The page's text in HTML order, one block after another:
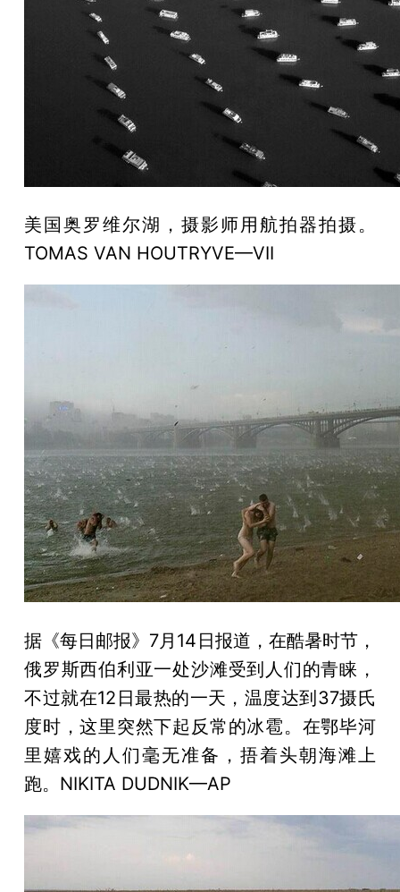
美国奥罗维尔湖，摄影师用航拍器拍摄。
TOMAS VAN HOUTRYVE—VII
据《每日邮报》7月14日报道，在酷暑时节，
俄罗斯西伯利亚一处沙滩受到人们的青睐，
不过就在12日最热的一天，温度达到37摄氏
度时，这里突然下起反常的冰雹。在鄂毕河
里嬉戏的人们毫无准备，捂着头朝海滩上
跑。NIKITA DUDNIK—AP